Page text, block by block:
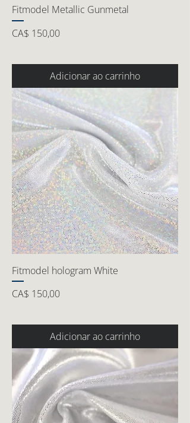
Fitmodel Metallic Gunmetal
Preço
CA$ 150,00
Adicionar ao carrinho
Fitmodel hologram White
Preço
CA$ 150,00
Adicionar ao carrinho